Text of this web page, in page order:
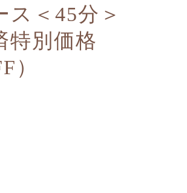
ス＜45分＞
特別価格
）